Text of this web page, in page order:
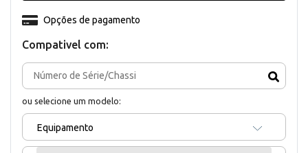
Compativel com:
ou selecione um modelo:
Equipamento
Opções de pagamento